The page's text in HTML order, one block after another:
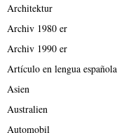
Architektur
Archiv 1980 er
Archiv 1990 er
Artículo en lengua española
Asien
Australien
Automobil